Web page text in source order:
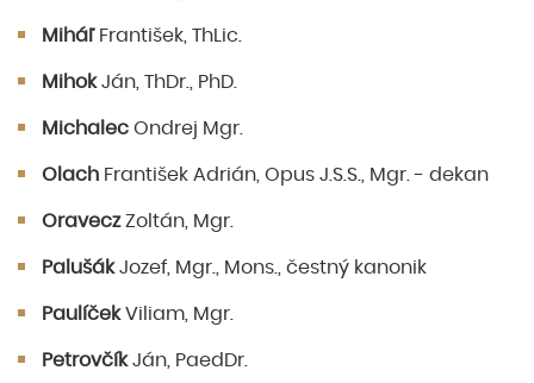
MiháľFrantišek, ThLic.
MihokJán, ThDr., PhD.
Michalec Ondrej Mgr.
Olach František Adrián, Opus J.S.S., Mgr. - dekan
OraveczZoltán, Mgr.
PalušákJozef, Mgr., Mons., čestný kanonik
PaulíčekViliam, Mgr.
PetrovčíkJán, PaedDr.